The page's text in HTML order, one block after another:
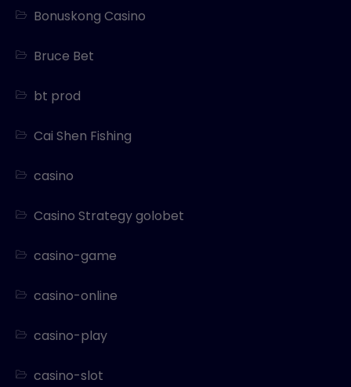
Bonuskong Casino
Bruce Bet
bt prod
Cai Shen Fishing
casino
Casino Strategy golobet
casino-game
casino-online
casino-play
casino-slot